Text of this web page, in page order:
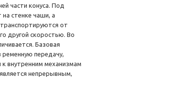
части конуса. Под
стенке чаши, а
от
другой скоростью. Во
Базовая
передачу,
внутренним механизмам
непрерывным,